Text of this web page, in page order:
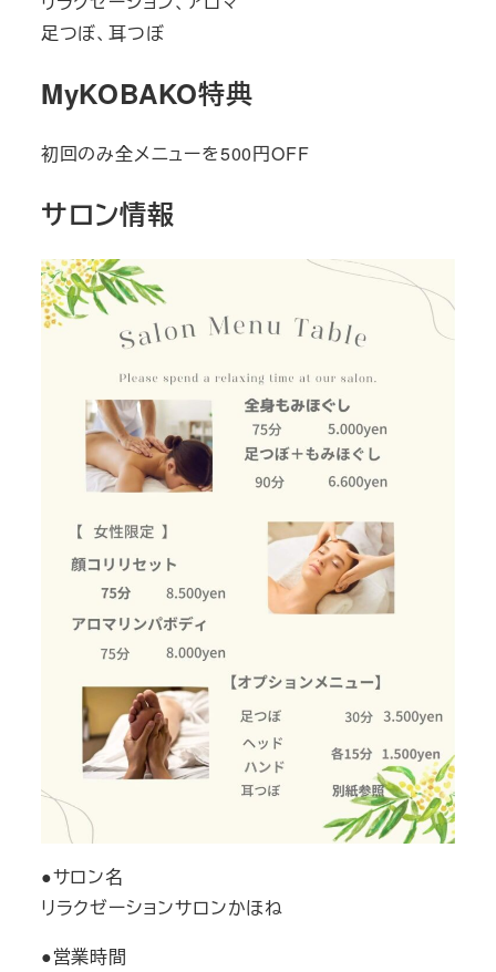
足つぼ、耳つぼ
MyKOBAKO特典
初回のみ全メニューを500円OFF
サロン情報
●サロン名
リラクゼーションサロンかほね
●営業時間